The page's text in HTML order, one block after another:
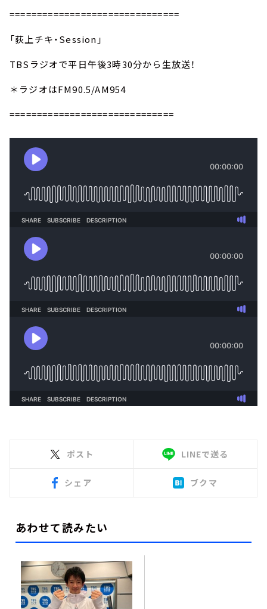
===============================
「荻上チキ・Session」
TBSラジオで平日午後3時30分から生放送！
＊ラジオはFM90.5/AM954
==============================
ポスト LINEで送る
シェア ブクマ
あわせて読みたい